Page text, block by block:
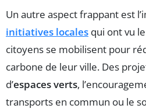
Un autre aspect frappant est
initiatives locales qui ont vu
citoyens se mobilisent pour
carbone de leur ville. Des
d’espaces verts,
transports en commun ou le